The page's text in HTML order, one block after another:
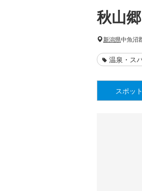
秋山郷
新潟県中魚沼
温泉・ス
スポッ